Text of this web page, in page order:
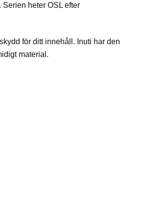
heter OSL efter
för ditt innehåll. Inuti har den
material.